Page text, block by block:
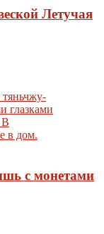
Летучая
с монетами